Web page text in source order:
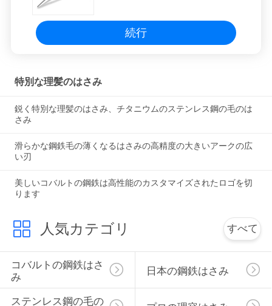
続行
特別な理髪のはさみ
鋭く特別な理髪のはさみ、チタニウムのステンレス鋼の毛のは
さみ
滑らかな鋼鉄毛の薄くなるはさみの高精度の大きいアークの広
い刃
美しいコバルトの鋼鉄は高性能のカスタマイズされたロゴを切
ります
人気カテゴリ すべて
コバルトの鋼鉄はさ
み
日本の鋼鉄はさみ
ステンレス鋼の毛の